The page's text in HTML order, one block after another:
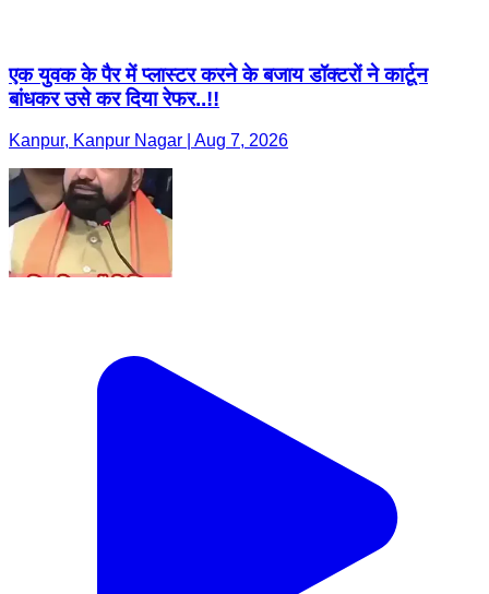
एक युवक के पैर में प्लास्टर करने के बजाय डॉक्टरों ने कार्टून
बांधकर उसे कर दिया रेफर..!!
Kanpur, Kanpur Nagar | Aug 7, 2026